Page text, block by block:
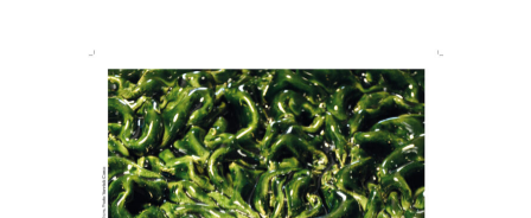
bête
! »
2023